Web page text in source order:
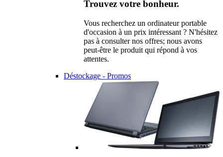
Trouvez votre bonheur.
Vous recherchez un ordinateur portable
d'occasion à un prix intéressant ? N'hésitez
pas à consulter nos offres; nous avons
peut-être le produit qui répond à vos
attentes.
Déstockage - Promos